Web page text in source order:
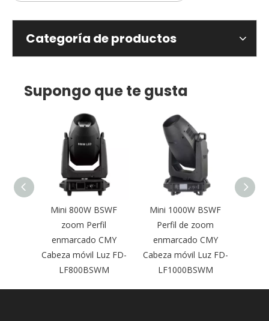
Categoría de productos
Supongo que te gusta
Mini 800W BSWF
zoom Perfil
enmarcado CMY
Cabeza móvil Luz FD-
LF800BSWM
Mini 1000W BSWF
Perfil de zoom
enmarcado CMY
Cabeza móvil Luz FD-
LF1000BSWM